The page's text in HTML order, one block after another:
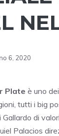
6, 2020
Plate è uno
tutti i big
di
Palacios